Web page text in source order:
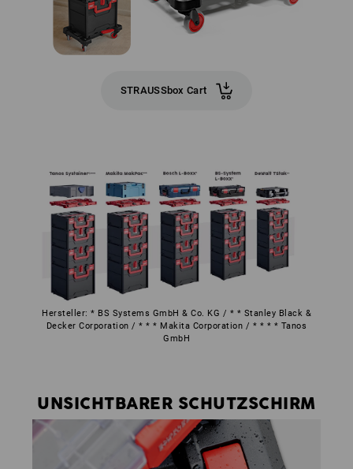
STRAUSSbox Cart
Hersteller: * BS Systems GmbH & Co. KG / * * Stanley Black &
Decker Corporation / * * * Makita Corporation / * * * * Tanos
GmbH
UNSICHTBARER SCHUTZSCHIRM